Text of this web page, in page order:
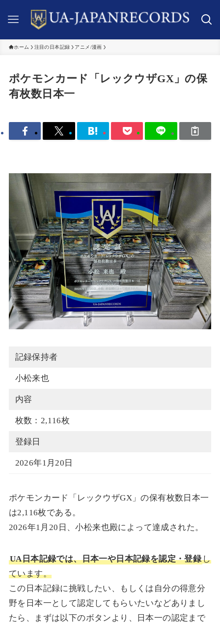
ホーム 注目の日本記録 アニメ/漫画
ポケモンカード「レックウザGX」の保
有枚数日本一
記録保持者
小松来也
内容
枚数：2,116枚
登録日
2026年1月20日
ポケモンカード「レックウザGX」の保有枚数日本一
は2,116枚である。
2026年1月20日、小松来也殿によって達成された。
UA日本記録では、日本一や日本記録を認定・登録し
ています。
この日本記録に挑戦したい、もしくは自分の得意分
野を日本一として認定してもらいたいなどありまし
たら、まずは以下のボタンより、日本一の認定まで